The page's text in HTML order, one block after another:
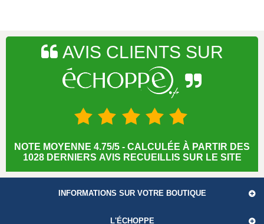
NOTE MOYENNE 4.75/5 - CALCULÉE À PARTIR DES
1028 DERNIERS AVIS RECUEILLIS SUR LE SITE
INFORMATIONS SUR VOTRE BOUTIQUE
L'ÉCHOPPE